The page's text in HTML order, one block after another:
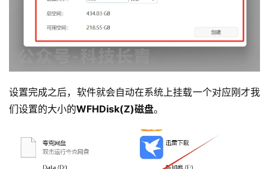
设置完成之后，软件就会自动在系统上挂载一个对应刚才我
们设置的大小的WFHDisk(Z)磁盘。